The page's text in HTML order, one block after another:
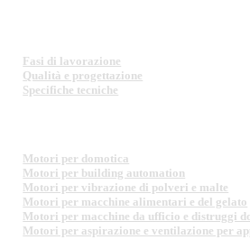
Fasi di lavorazione
Qualità e progettazione
Specifiche tecniche
Motori per domotica
Motori per building automation
Motori per vibrazione di polveri e malte
Motori per macchine alimentari e del gelato
Motori per macchine da ufficio e distruggi
Motori per aspirazione e ventilazione per